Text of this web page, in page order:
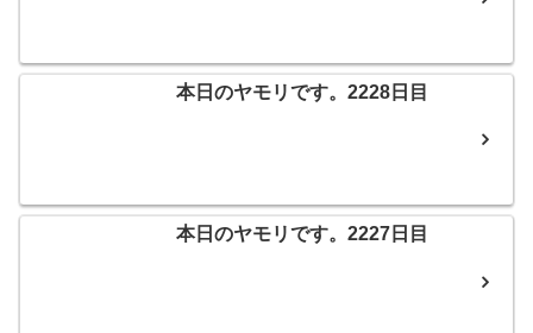
本日のヤモリです。2228日目
本日のヤモリです。2227日目